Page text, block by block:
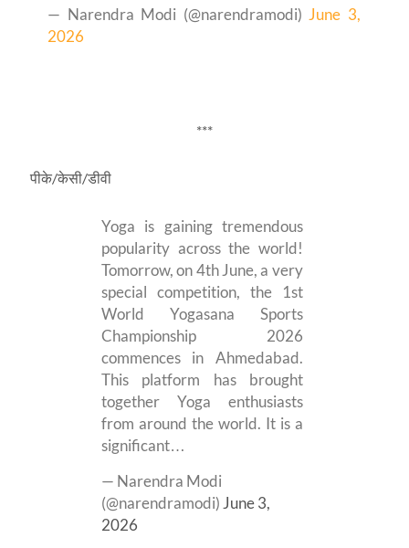
— Narendra Modi (@narendramodi) June 3,
2026
***
पीके/केसी/डीवी
Yoga is gaining tremendous
popularity across the world!
Tomorrow, on 4th June, a very
special competition, the 1st
World Yogasana Sports
Championship 2026
commences in Ahmedabad.
This platform has brought
together Yoga enthusiasts
from around the world. It is a
significant…
— Narendra Modi
(@narendramodi) June 3,
2026